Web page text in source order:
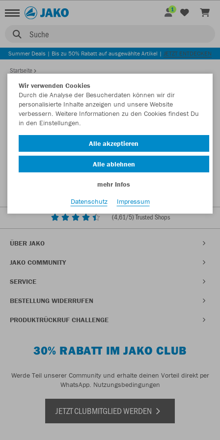
Suche
1
Summer Deals | Bis zu 50% Rabatt auf ausgewählte Artikel | JETZT ENTDECKEN
Startseite
(4,61/5) Trusted Shops
ÜBER JAKO
JAKO COMMUNITY
SERVICE
BESTELLUNG WIDERRUFEN
PRODUKTRÜCKRUF CHALLENGE
30% RABATT IM JAKO CLUB
Werde Teil unserer Community und erhalte deinen Vorteil direkt per
WhatsApp. Nutzungsbedingungen
JETZT CLUBMITGLIED WERDEN
Wir verwenden Cookies
Durch die Analyse der Besucherdaten können wir dir
personalisierte Inhalte anzeigen und unsere Website
verbessern. Weitere Informationen zu den Cookies findest Du
in den Einstellungen.
Alle akzeptieren
Alle ablehnen
mehr Infos
Datenschutz
Impressum